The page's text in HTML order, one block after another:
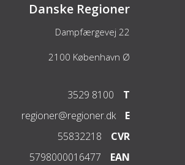
Danske Regioner
Dampfærgevej 22
2100 København Ø
3529 8100
T
regioner@regioner.dk
E
55832218
CVR
5798000016477
EAN